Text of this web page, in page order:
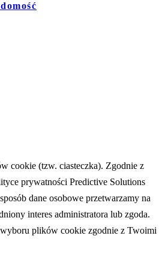
cookie (tzw. ciasteczka). Zgodnie z
prywatności Predictive Solutions
dane osobowe przetwarzamy na
interes administratora lub zgoda.
plików cookie zgodnie z Twoimi